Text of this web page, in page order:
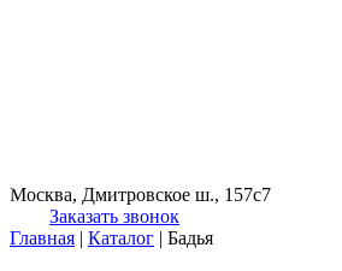
Москва, Дмитровское ш., 157с7
Заказать звонок
Главная | Каталог | Бадья